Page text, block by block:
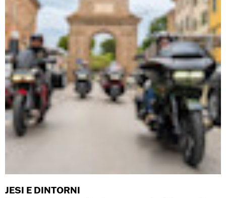
JESI E DINTORNI